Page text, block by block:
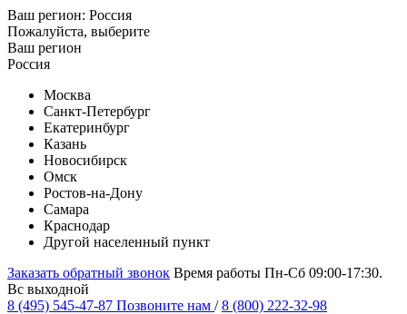
Ваш регион: Россия
Пожалуйста, выберите
Ваш регион
Россия
Москва
Санкт-Петербург
Екатеринбург
Казань
Новосибирск
Омск
Ростов-на-Дону
Самара
Краснодар
Другой населенный пункт
Заказать обратный звонок Время работы Пн-Сб 09:00-17:30.
Вс выходной
8 (495) 545-47-87 Позвоните нам / 8 (800) 222-32-98